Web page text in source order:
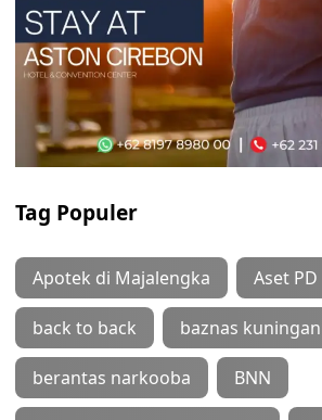
Tag Populer
Apotek di Majalengka Aset
back to back baznas kuningan
berantas narkooba BNN